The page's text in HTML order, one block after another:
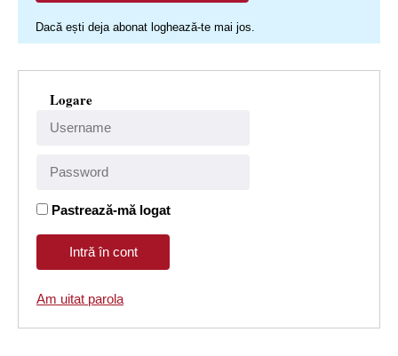
Dacă ești deja abonat loghează-te mai jos.
Logare
Pastrează-mă logat
Am uitat parola